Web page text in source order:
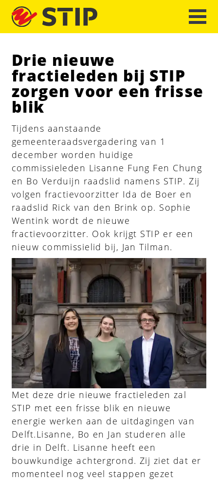
Drie nieuwe
fractieleden bij STIP
zorgen voor een frisse
blik
Tijdens aanstaande
gemeenteraadsvergadering van 1
december worden huidige
commissieleden Lisanne Fung Fen Chung
en Bo Verduijn raadslid namens STIP. Zij
volgen fractievoorzitter Ida de Boer en
raadslid Rick van den Brink op. Sophie
Wentink wordt de nieuwe
fractievoorzitter. Ook krijgt STIP er een
nieuw commissielid bij, Jan Tilman.
Met deze drie nieuwe fractieleden zal
STIP met een frisse blik en nieuwe
energie werken aan de uitdagingen van
Delft.Lisanne, Bo en Jan studeren alle
drie in Delft. Lisanne heeft een
bouwkundige achtergrond. Zij ziet dat er
momenteel nog veel stappen gezet